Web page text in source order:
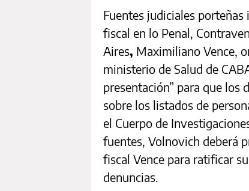
Fuentes judiciales porteñas
fiscal en lo Penal,
Aires, Maximiliano Vence,
ministerio de Salud de
presentación” para que los
sobre los listados de
el Cuerpo de
fuentes, Volnovich deberá
fiscal Vence para ratificar
denuncias.